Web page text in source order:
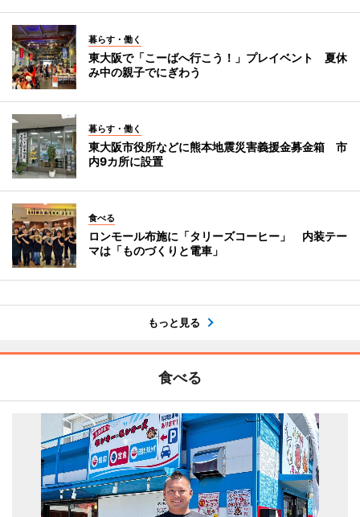
暮らす・働く
東大阪で「こーばへ行こう！」プレイベント 夏休
み中の親子でにぎわう
暮らす・働く
東大阪市役所などに熊本地震災害義援金募金箱 市
内9カ所に設置
食べる
ロンモール布施に「タリーズコーヒー」 内装テー
マは「ものづくりと電車」
もっと見る
食べる